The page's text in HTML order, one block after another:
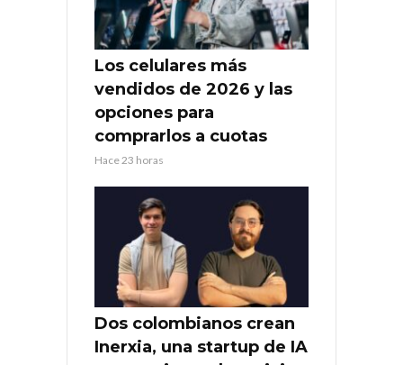
Los celulares más
vendidos de 2026 y las
opciones para
comprarlos a cuotas
Hace 23 horas
Dos colombianos crean
Inerxia, una startup de IA